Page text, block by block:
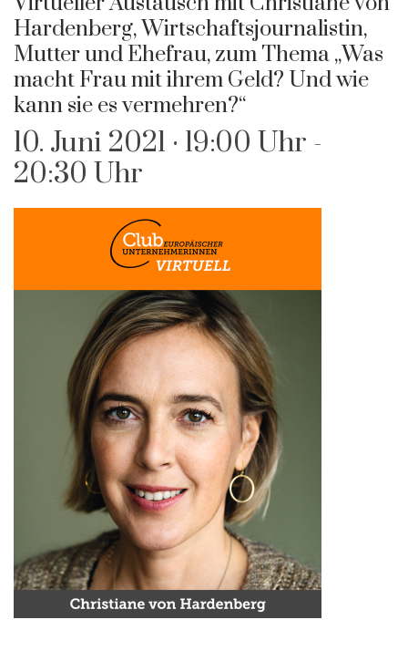
Hardenberg, Wirtschaftsjournalistin,
Mutter und Ehefrau, zum Thema „Was
macht Frau mit ihrem Geld? Und wie
kann sie es vermehren?“
10. Juni 2021 · 19:00 Uhr -
20:30 Uhr